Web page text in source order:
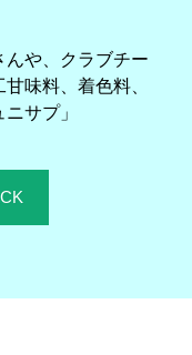
んや、クラブチー
味料、着色料、
サプ」